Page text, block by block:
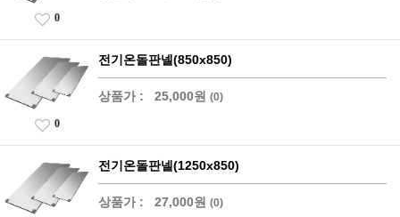
0
전기온돌판넬(850x850)
상품가 : 25,000원 (0)
0
전기온돌판넬(1250x850)
상품가 : 27,000원 (0)